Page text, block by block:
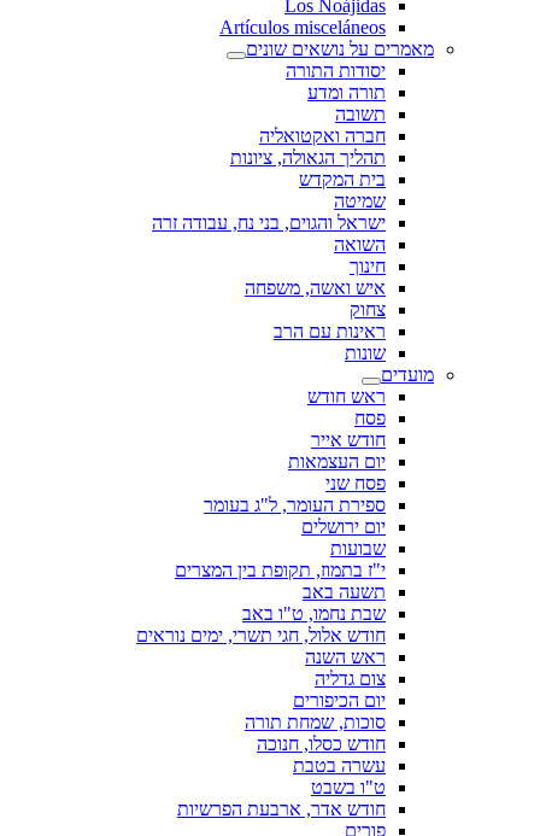
Los Noájidas
Artículos misceláneos
מאמרים על נושאים שונים
יסודות התורה
תורה ומדע
תשובה
חברה ואקטואליה
תהליך הגאולה, ציונות
בית המקדש
שמיטה
ישראל והגוים, בני נח, עבודה זרה
השואה
חינוך
איש ואשה, משפחה
צחוק
ראינות עם הרב
שונות
מועדים
ראש חודש
פסח
חודש אייר
יום העצמאות
פסח שני
ספירת העומר, ל"ג בעומר
יום ירושלים
שבועות
י"ז בתמוז, תקופת בין המצרים
תשעה באב
שבת נחמו, ט"ו באב
חודש אלול, חגי תשרי, ימים נוראים
ראש השנה
צום גדליה
יום הכיפורים
סוכות, שמחת תורה
חודש כסלו, חנוכה
עשרה בטבת
ט"ו בשבט
חודש אדר, ארבעת הפרשיות
פורים